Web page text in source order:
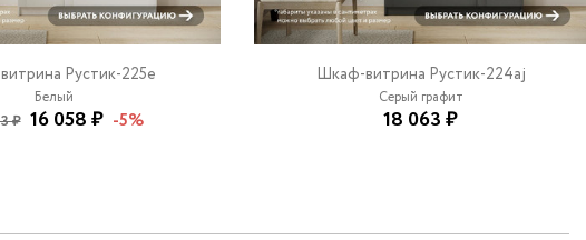
Рустик-225e
Белый
₽ 16 058 ₽ -5%
Шкаф-витрина Рустик-224aj
Серый графит
18 063 ₽